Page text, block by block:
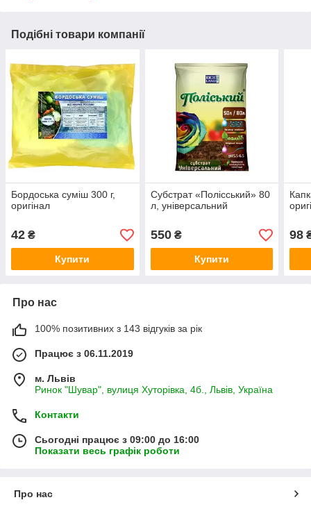
Подібні товари компанії
Бордоська суміш 300 г,
оригінал
42 ₴
Купити
Субстрат «Полісський» 80
л, універсальний
550₴
Купити
98
Про нас
100% позитивних з 143 відгуків за рік
Працює з 06.11.2019
м. Львів
Ринок "Шувар", вулиця Хуторівка, 4б., Львів, Україна
Контакти
Сьогодні працює з 09:00 до 16:00
Показати весь графік роботи
Про нас